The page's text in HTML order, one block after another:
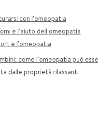
con l'omeopatia
e l'aiuto dell'omeopatia
e l'omeopatia
come l'omeopatia può
dalle proprietà rilassanti